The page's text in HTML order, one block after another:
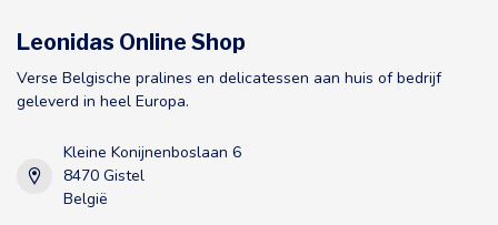
Leonidas Online Shop
Verse Belgische pralines en delicatessen aan huis of bedrijf
geleverd in heel Europa.
Kleine Konijnenboslaan 6
8470 Gistel
België